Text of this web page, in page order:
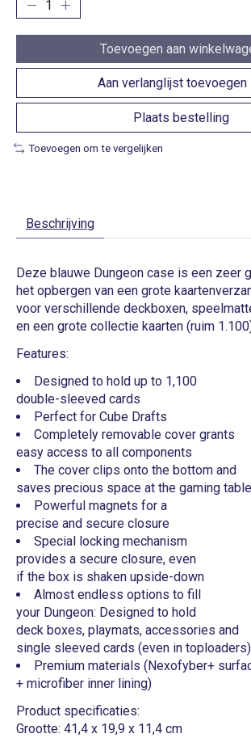
Toevoegen aan
Aan verlanglijst toevoegen
Plaats bestelling
Toevoegen om te vergelijken
Beschrijving
Deze blauwe Dungeon case is een zeer
het opbergen van een grote
voor verschillende deckboxen,
en een grote collectie kaarten (ruim
Features:
Designed to hold up to 1,100
double-sleeved cards
Perfect for Cube Drafts
Completely removable cover grants
easy access to all components
The cover clips onto the bottom and
saves precious space at the gaming table
Powerful magnets for a
precise and secure closure
Special locking mechanism
provides a secure closure, even
if the box is shaken upside-down
Almost endless options to fill
your Dungeon: Designed to hold
deck boxes, playmats, accessories and
single sleeved cards (even in toploaders)
Premium materials (Nexofyber+
+ microfiber inner lining)
Product specificaties:
Grootte: 41,4 x 19,9 x 11,4 cm